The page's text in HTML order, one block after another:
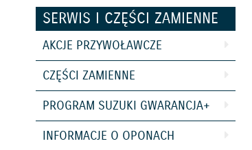
SERWIS I CZĘŚCI ZAMIENNE
AKCJE PRZYWOŁAWCZE
CZĘŚCI ZAMIENNE
PROGRAM SUZUKI GWARANCJA+
INFORMACJE O OPONACH